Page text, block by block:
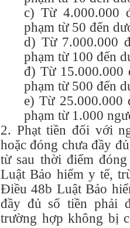
c) Từ 4.000.000
phạm từ 50 đến
d) Từ 7.000.000
phạm từ 100 đến
đ) Từ 15.000.000
phạm từ 500 đến
e) Từ 25.000.000
phạm từ 1.000
2. Phạt tiền đối với
hoặc đóng chưa đầy
từ sau thời điểm
Luật Bảo hiểm y tế,
Điều 48b Luật Bảo
đầy đủ số tiền phải
trường hợp không bị